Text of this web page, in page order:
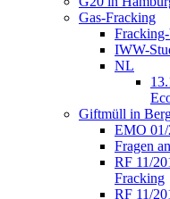
Gas-Fracking
IWW-
NL
Giftmüll in
EMO
Fragen
RF 11/
Fracking
RF 11/